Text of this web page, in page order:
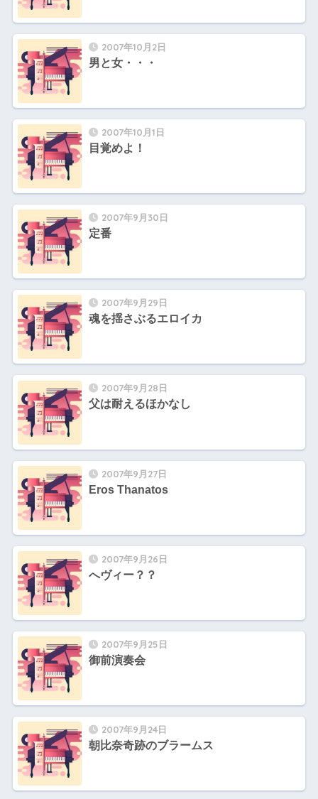
2007年10月2日
男と女・・・
2007年10月1日
目覚めよ！
2007年9月30日
定番
2007年9月29日
魂を揺さぶるエロイカ
2007年9月28日
父は耐えるほかなし
2007年9月27日
Eros Thanatos
2007年9月26日
へヴィー？？
2007年9月25日
御前演奏会
2007年9月24日
朝比奈奇跡のブラームス